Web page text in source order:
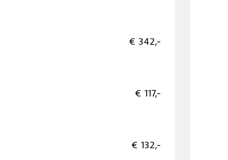
€ 342,-
€ 117,-
€ 132,-